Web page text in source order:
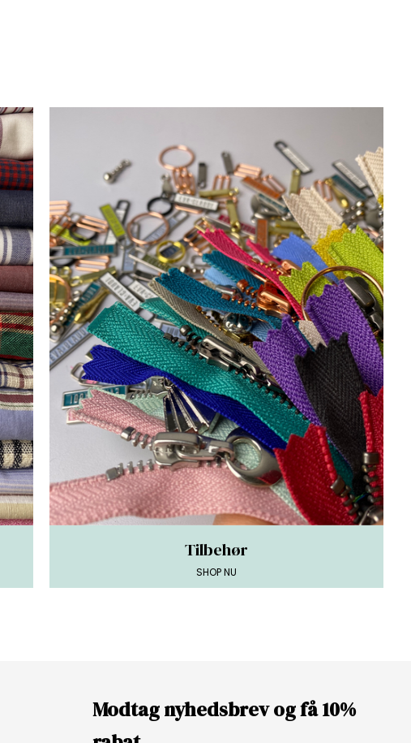
Tilbehør
SHOP NU
Modtag nyhedsbrev og få 10%